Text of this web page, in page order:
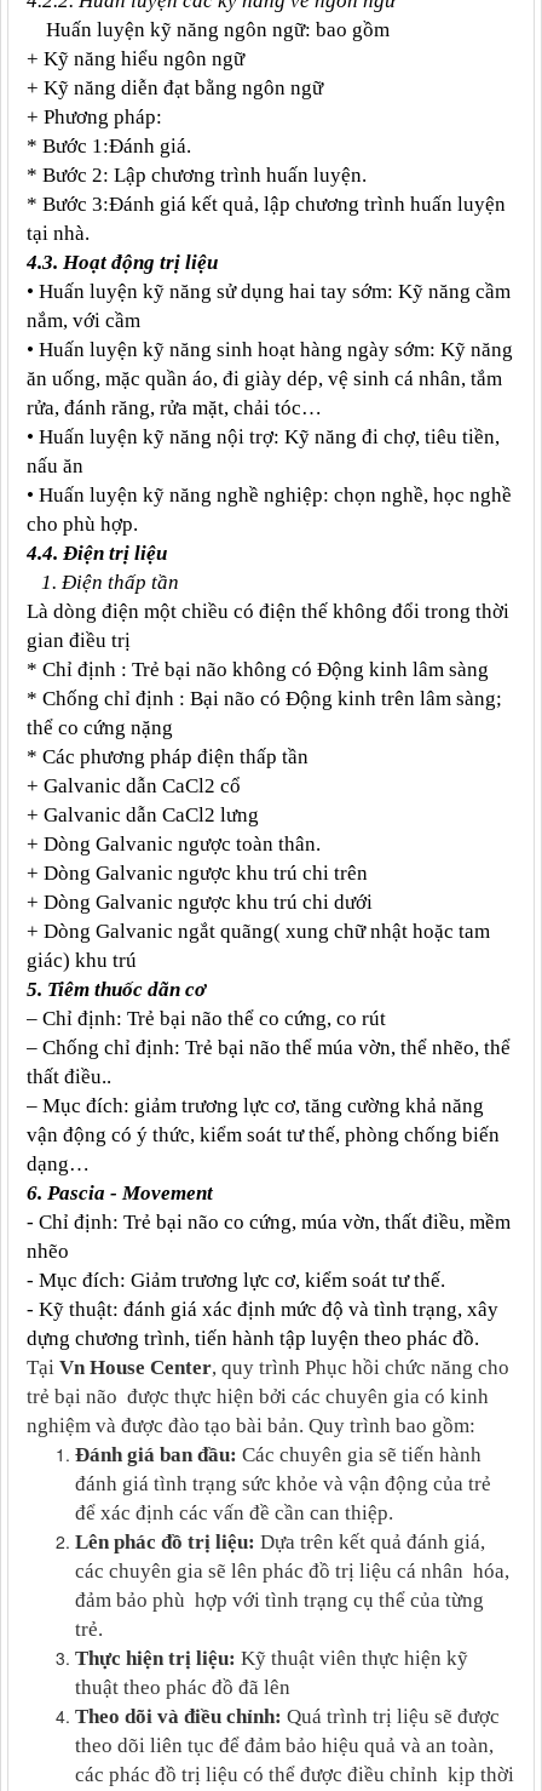
Huấn luyện kỹ năng ngôn ngữ: bao gồm
+ Kỹ năng hiểu ngôn ngữ
+ Kỹ năng diễn đạt bằng ngôn ngữ
+ Phương pháp:
* Bước 1:Đánh giá.
* Bước 2: Lập chương trình huấn luyện.
* Bước 3:Đánh giá kết quả, lập chương trình huấn luyện
tại nhà.
4.3. Hoạt động trị liệu
• Huấn luyện kỹ năng sử dụng hai tay sớm: Kỹ năng cầm
nắm, với cầm
• Huấn luyện kỹ năng sinh hoạt hàng ngày sớm: Kỹ năng
ăn uống, mặc quần áo, đi giày dép, vệ sinh cá nhân, tắm
rửa, đánh răng, rửa mặt, chải tóc…
• Huấn luyện kỹ năng nội trợ: Kỹ năng đi chợ, tiêu tiền,
nấu ăn
• Huấn luyện kỹ năng nghề nghiệp: chọn nghề, học nghề
cho phù hợp.
4.4. Điện trị liệu
1. Điện thấp tần
Là dòng điện một chiều có điện thế không đổi trong thời
gian điều trị
* Chỉ định : Trẻ bại não không có Động kinh lâm sàng
* Chống chỉ định : Bại não có Động kinh trên lâm sàng;
thể co cứng nặng
* Các phương pháp điện thấp tần
+ Galvanic dẫn CaCl2 cổ
+ Galvanic dẫn CaCl2 lưng
+ Dòng Galvanic ngược toàn thân.
+ Dòng Galvanic ngược khu trú chi trên
+ Dòng Galvanic ngược khu trú chi dưới
+ Dòng Galvanic ngắt quãng( xung chữ nhật hoặc tam
giác) khu trú
5. Tiêm thuốc dãn cơ
– Chỉ định: Trẻ bại não thể co cứng, co rút
– Chống chỉ định: Trẻ bại não thể múa vờn, thể nhẽo, thể
thất điều..
– Mục đích: giảm trương lực cơ, tăng cường khả năng
vận động có ý thức, kiểm soát tư thế, phòng chống biến
dạng…
6. Pascia - Movement
- Chỉ định: Trẻ bại não co cứng, múa vờn, thất điều, mềm
nhẽo
- Mục đích: Giảm trương lực cơ, kiểm soát tư thế.
- Kỹ thuật: đánh giá xác định mức độ và tình trạng, xây
dựng chương trình, tiến hành tập luyện theo phác đồ.
Tại Vn House Center, quy trình Phục hồi chức năng cho
trẻ bại não được thực hiện bởi các chuyên gia có kinh
nghiệm và được đào tạo bài bản. Quy trình bao gồm:
Đánh giá ban đầu: Các chuyên gia sẽ tiến hành
đánh giá tình trạng sức khỏe và vận động của trẻ
để xác định các vấn đề cần can thiệp.
Lên phác đồ trị liệu: Dựa trên kết quả đánh giá,
các chuyên gia sẽ lên phác đồ trị liệu cá nhân hóa,
đảm bảo phù hợp với tình trạng cụ thể của từng
trẻ.
Thực hiện trị liệu: Kỹ thuật viên thực hiện kỹ
thuật theo phác đồ đã lên
Theo dõi và điều chỉnh: Quá trình trị liệu sẽ được
theo dõi liên tục để đảm bảo hiệu quả và an toàn,
các phác đồ trị liệu có thể được điều chỉnh kịp thời